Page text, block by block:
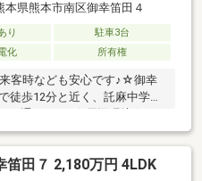
本県熊本市南区御幸笛田４
り
駐車3台
化 所有権
客時なども安心です♪☆御幸
歩12分と近く、託麻中学校
で車で１０分なのでお買い物
事項☆旗竿地につき、道路
内に月極駐車場もあります！
笛田７ 2,180万円 4LDK